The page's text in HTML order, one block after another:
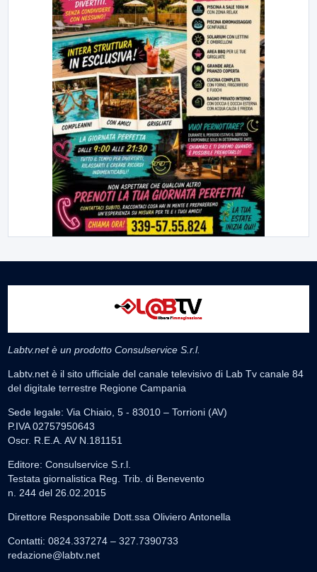
Labtv.net è un prodotto Consulservice S.r.l.
Labtv.net è il sito ufficiale del canale televisivo di Lab Tv canale 84
del digitale terrestre Regione Campania
Sede legale: Via Chiaio, 5 - 83010 – Torrioni (AV)
P.IVA 02757950643
Oscr. R.E.A. AV N.181151
Editore: Consulservice S.r.l.
Testata giornalistica Reg. Trib. di Benevento
n. 244 del 26.02.2015
Direttore Responsabile Dott.ssa Oliviero Antonella
Contatti: 0824.337274 – 327.7390733
redazione@labtv.net